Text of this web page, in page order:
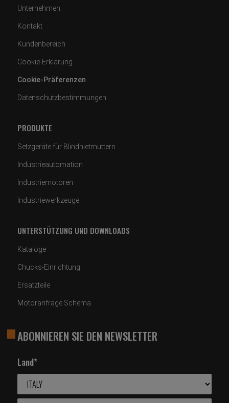
Unternehmen
Kontakt
Kundenbereich
Cookie-Erklärung
Cookie-Präferenzen
Datenschutzbestimmungen
PRODUKTE
Setzgeräte für Blindnietmuttern
Industrieautomation
Industriemotoren
Industriewerkzeuge
UNTERSTÜTZUNG UND DOWNLOADS
Kataloge
Chucks-Einrichtung
Ersatzteile
Motoranfrage Schema
ABONNIEREN SIE DEN NEWSLETTER
Land*